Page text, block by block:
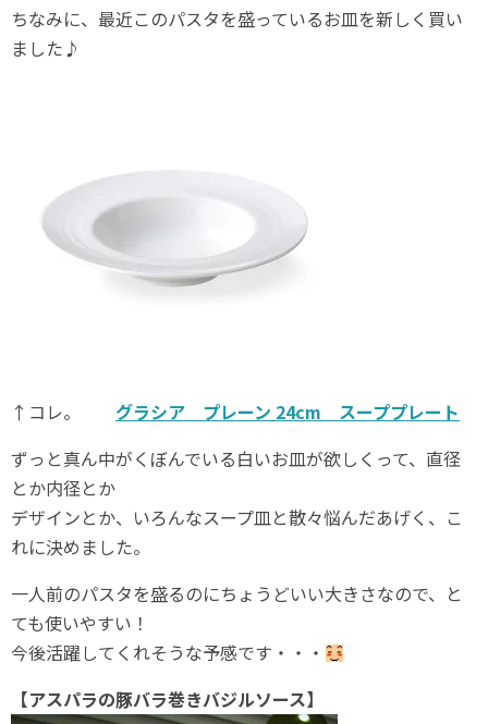
ちなみに、最近このパスタを盛っているお皿を新しく買い
ました♪
↑コレ。 グラシア プレーン 24cm スーププレート
ずっと真ん中がくぼんでいる白いお皿が欲しくって、直径
とか内径とか
デザインとか、いろんなスープ皿と散々悩んだあげく、こ
れに決めました。
一人前のパスタを盛るのにちょうどいい大きさなので、と
ても使いやすい！
今後活躍してくれそうな予感です・・・
【アスパラの豚バラ巻きバジルソース】